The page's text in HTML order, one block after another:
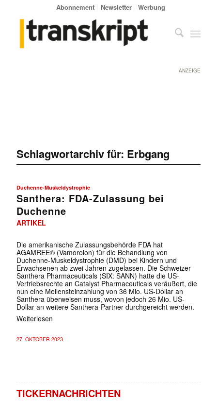
Abonnement Newsletter Werbung
ANZEIGE
Schlagwortarchiv für: Erbgang
Duchenne-Muskeldystrophie
Santhera: FDA-Zulassung bei
Duchenne
ARTIKEL
Die amerikanische Zulassungsbehörde FDA hat
AGAMREE® (Vamorolon) für die Behandlung von
Duchenne-Muskeldystrophie (DMD) bei Kindern und
Erwachsenen ab zwei Jahren zugelassen. Die Schweizer
Santhera Pharmaceuticals (SIX: SANN) hatte die US-
Vertriebsrechte an Catalyst Pharmaceuticals veräußert, die
nun eine Meilensteinzahlung von 36 Mio. US-Dollar an
Santhera überweisen muss, wovon jedoch 26 Mio. US-
Dollar an weitere Santhera-Partner durchgereicht werden.
Weiterlesen
27. OKTOBER 2023
TICKERNACHRICHTEN